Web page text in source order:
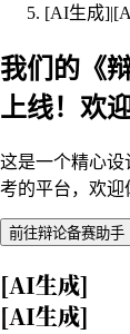
[AI生成
我们的《
上线！欢
这是一个精心
考的平台，欢迎
前往辩论备赛助手
[AI生成]
[AI生成]